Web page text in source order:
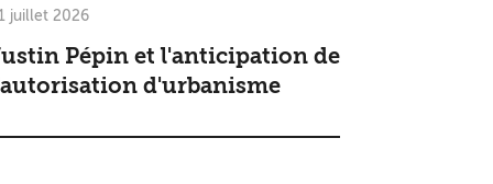
juillet 2026
Pépin et l'anticipation de
d'urbanisme